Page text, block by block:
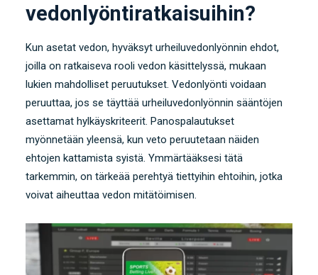
vedonlyöntiratkaisuihin?
Kun asetat vedon, hyväksyt urheiluvedonlyönnin ehdot,
joilla on ratkaiseva rooli vedon käsittelyssä, mukaan
lukien mahdolliset peruutukset. Vedonlyönti voidaan
peruuttaa, jos se täyttää urheiluvedonlyönnin sääntöjen
asettamat hylkäyskriteerit. Panospalautukset
myönnetään yleensä, kun veto peruutetaan näiden
ehtojen kattamista syistä. Ymmärtääksesi tätä
tarkemmin, on tärkeää perehtyä tiettyihin ehtoihin, jotka
voivat aiheuttaa vedon mitätöimisen.